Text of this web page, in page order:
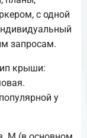
с одной
запросам.
крыши:
у